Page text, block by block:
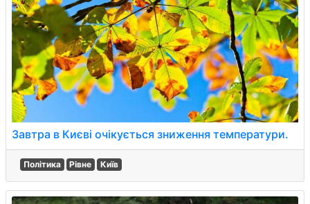
Завтра в Києві очікується зниження температури.
Політика Рівне Київ